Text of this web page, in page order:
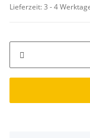
Lieferzeit:3 - 4